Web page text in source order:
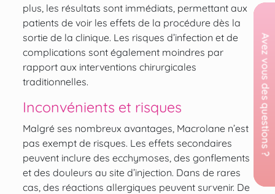
plus, les résultats sont immédiats, permettant aux
patients de voir les effets de la procédure dès la
sortie de la clinique. Les risques d’infection et de
complications sont également moindres par
rapport aux interventions chirurgicales
traditionnelles.
Inconvénients et risques
Malgré ses nombreux avantages, Macrolane n’est
pas exempt de risques. Les effets secondaires
peuvent inclure des ecchymoses, des gonflements
et des douleurs au site d’injection. Dans de rares
cas, des réactions allergiques peuvent survenir. De